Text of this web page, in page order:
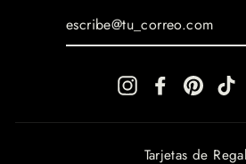
InstagramFacebook
Tarjetas de